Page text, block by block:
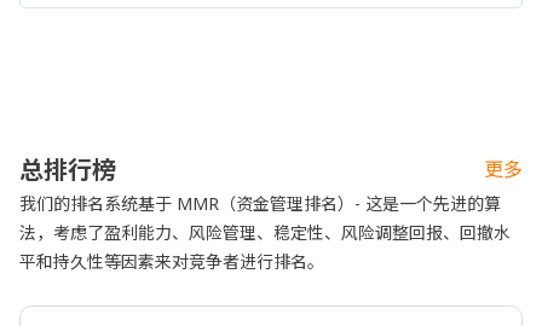
总排行榜 更多
我们的排名系统基于 MMR（资金管理排名）- 这是一个先进的算
法，考虑了盈利能力、风险管理、稳定性、风险调整回报、回撤水
平和持久性等因素来对竞争者进行排名。